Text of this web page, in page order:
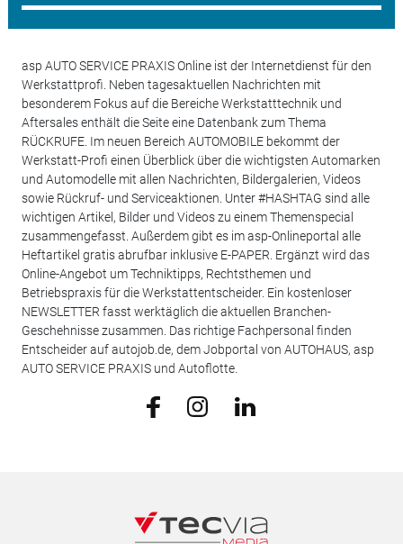
asp AUTO SERVICE PRAXIS Online ist der Internetdienst für den
Werkstattprofi. Neben tagesaktuellen Nachrichten mit
besonderem Fokus auf die Bereiche Werkstatttechnik und
Aftersales enthält die Seite eine Datenbank zum Thema
RÜCKRUFE. Im neuen Bereich AUTOMOBILE bekommt der
Werkstatt-Profi einen Überblick über die wichtigsten Automarken
und Automodelle mit allen Nachrichten, Bildergalerien, Videos
sowie Rückruf- und Serviceaktionen. Unter #HASHTAG sind alle
wichtigen Artikel, Bilder und Videos zu einem Themenspecial
zusammengefasst. Außerdem gibt es im asp-Onlineportal alle
Heftartikel gratis abrufbar inklusive E-PAPER. Ergänzt wird das
Online-Angebot um Techniktipps, Rechtsthemen und
Betriebspraxis für die Werkstattentscheider. Ein kostenloser
NEWSLETTER fasst werktäglich die aktuellen Branchen-
Geschehnisse zusammen. Das richtige Fachpersonal finden
Entscheider auf autojob.de, dem Jobportal von AUTOHAUS, asp
AUTO SERVICE PRAXIS und Autoflotte.